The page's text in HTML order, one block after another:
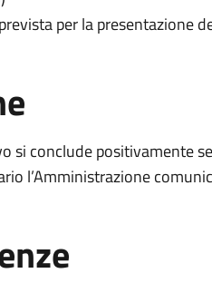
per la presentazione
si conclude positivamente
l’Amministrazione